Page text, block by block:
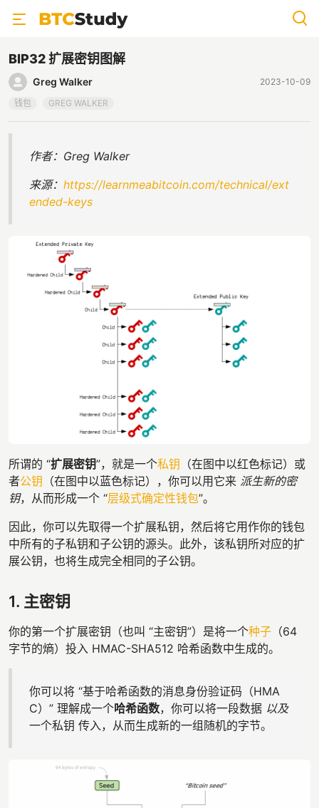
BIP32 扩展密钥图解
Greg Walker
2023-10-09
钱包
GREG WALKER
作者：Greg Walker
来源： https://learnmeabitcoin.com/technical/ext
ended-keys
所谓的 “扩展密钥”，就是一个私钥 （在图中以红色标记）或
者公钥 （在图中以蓝色标记），你可以用它来 派生新的密
钥，从而形成一个 “层级式确定性钱包”。
因此，你可以先取得一个扩展私钥，然后将它用作你的钱包
中所有的子私钥和子公钥的源头。此外，该私钥所对应的扩
展公钥，也将生成完全相同的子公钥。
1. 主密钥
你的第一个扩展密钥（也叫 “主密钥”）是将一个种子 （64
字节的熵）投入 HMAC-SHA512 哈希函数中生成的。
你可以将 “基于哈希函数的消息身份验证码（HMA
C）” 理解成一个哈希函数，你可以将一段数据 以及
一个私钥 传入，从而生成新的一组随机的字节。